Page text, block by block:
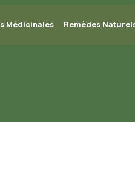
Médicinales Remèdes